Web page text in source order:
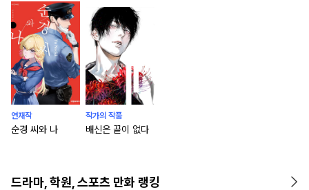
연재작
순경 씨와 나
작가의 작품
배신은 끝이 없다
드라마, 학원, 스포츠 만화 랭킹